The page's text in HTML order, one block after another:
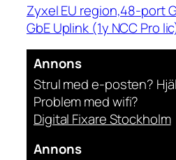
Zyxel EU region,48-port
GbE Uplink (1y NCC Pro
Annons
Strul med e-posten?
Problem med wifi?
Digital Fixare Stockholm
Annons